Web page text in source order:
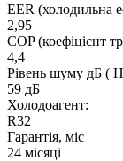
EER (холодильна
2,95
COP (коефіцієнт
4,4
Рівень шуму дБ (
59 дБ
Холодоагент:
R32
Гарантія, міс
24 місяці